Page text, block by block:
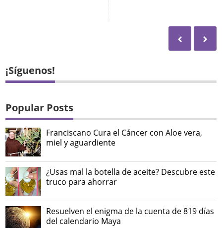
¡Síguenos!
Popular Posts
Franciscano Cura el Cáncer con Aloe vera,
miel y aguardiente
¿Usas mal la botella de aceite? Descubre este
truco para ahorrar
Resuelven el enigma de la cuenta de 819 días
del calendario Maya